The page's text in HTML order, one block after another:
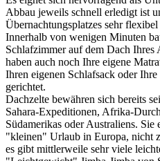
Abbau jeweils schnell erledigt ist
Übernachtungsplatzes sehr flexibel
Innerhalb von wenigen Minuten
Schlafzimmer auf dem Dach Ihres
haben auch noch Ihre eigene
Ihren eigenen Schlafsack oder
gerichtet.
Dachzelte bewähren sich bereits
Sahara-Expeditionen, Afrika-
Südamerikas oder Australiens. Sie
"kleinen" Urlaub in Europa, nicht
es gibt mittlerweile sehr viele